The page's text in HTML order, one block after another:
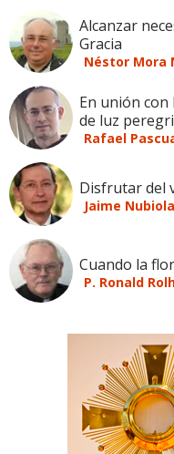
Alcanzar
Gracia
Néstor Mora
En unión
de luz
Rafael
Disfrutar del
Jaime Nubiola
Cuando la
P. Ronald